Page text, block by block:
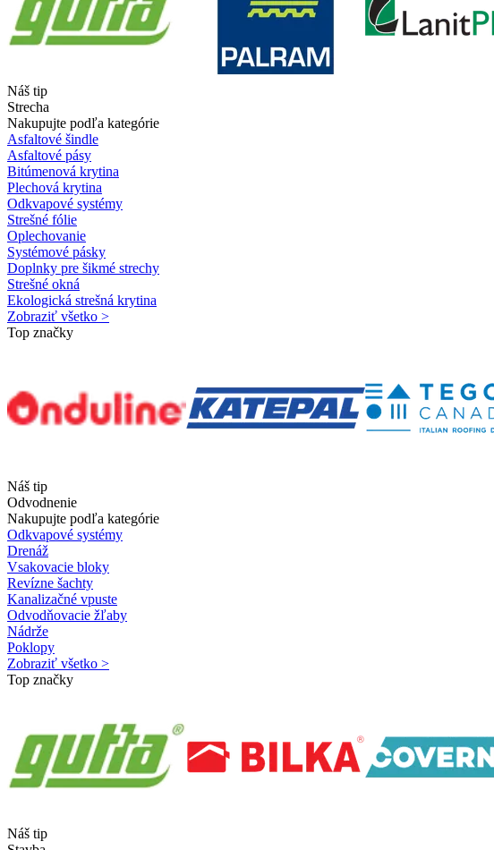
Náš tip
Strecha
Nakupujte podľa kategórie
Asfaltové šindle
Asfaltové pásy
Bitúmenová krytina
Plechová krytina
Odkvapové systémy
Strešné fólie
Oplechovanie
Systémové pásky
Doplnky pre šikmé strechy
Strešné okná
Ekologická strešná krytina
Zobraziť všetko >
Top značky
Náš tip
Odvodnenie
Nakupujte podľa kategórie
Odkvapové systémy
Drenáž
Vsakovacie bloky
Revízne šachty
Kanalizačné vpuste
Odvodňovacie žľaby
Nádrže
Poklopy
Zobraziť všetko >
Top značky
Náš tip